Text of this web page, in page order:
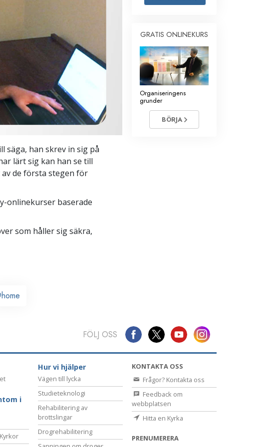
Verktyg för arbetslivet
Etik och tillstånden
Orsaken till undertryckande
Undersökningar
Organiseringens grunder
Grunderna i public relations
säga, han skrev in sig på
lärt sig kan han se till
de första stegen för
onlinekurser baserade
som håller sig säkra,
GRATIS ONLINEKURS
Organiseringens
grunder
BÖRJA
FÖLJ OSS
i
Hur vi hjälper
Vägen till lycka
Studieteknologi
Rehabilitering av
brottslingar
Drogrehabilitering
KONTAKTA OSS
Frågor? Kontakta oss
Feedback om
webbplatsen
Hitta en Kyrka
PRENUMERERA